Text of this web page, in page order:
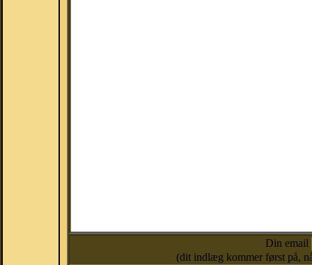
Din email
(dit indlæg kommer først på,